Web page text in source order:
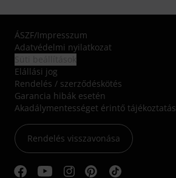
ÁSZF/Impresszum
Adatvédelmi nyilatkozat
Elállási jog
Rendelés / szerződéskötés
Garancia hibák esetén
Akadálymentességet érintő tájékoztatás
Rendelés visszavonása